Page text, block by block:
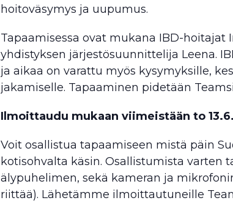
hoitoväsymys ja uupumus.
Tapaamisessa ovat mukana IBD-hoitajat
yhdistyksen järjestösuunnittelija Leena.
ja aikaa on varattu myös kysymyksille,
jakamiselle. Tapaaminen pidetään
Ilmoittaudu mukaan viimeistään to 13.6.
Voit osallistua tapaamiseen mistä päin
kotisohvalta käsin. Osallistumista varten
älypuhelimen, sekä kameran ja
riittää). Lähetämme ilmoittautuneille